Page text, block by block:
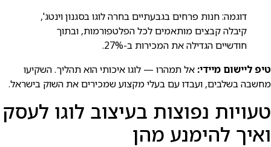
דוגמה: חנות פרחים בגבעתיים בחרה לוגו בסגנון וינטג',
קיבלה קבצים מותאמים לכל הפלטפורמות, ובתוך
חודשיים הגדילה את המכירות ב-27%.
טיפ ליישום מיידי: אל תמהרו — לוגו איכותי הוא תהליך. השקיעו
מחשבה בשלבים, ועבדו עם בעלי מקצוע שמכירים את השוק בישראל.
טעויות נפוצות בעיצוב לוגו לעסק
ואיך להימנע מהן